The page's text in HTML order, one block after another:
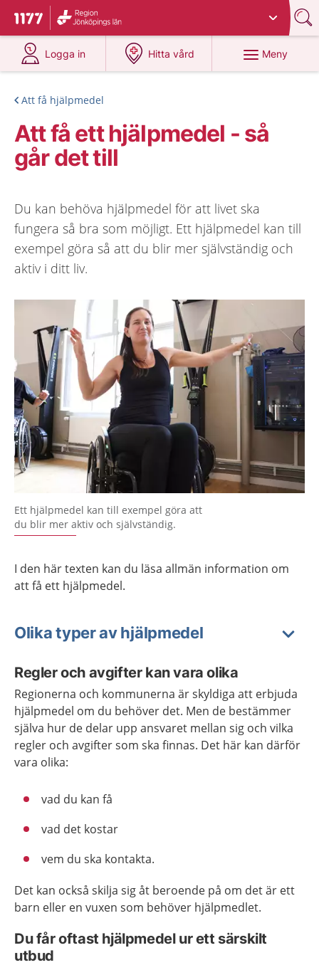
Till startsidan för 1177
Du har valt region
Logga in
på 1177.se
Hitta vård
på 1177.se
Meny
Att få hjälpmedel
Att få ett hjälpmedel - så
går det till
Du kan behöva hjälpmedel för att livet ska
fungera så bra som möjligt. Ett hjälpmedel kan till
exempel göra så att du blir mer självständig och
aktiv i ditt liv.
Ett hjälpmedel kan till exempel göra att
du blir mer aktiv och självständig.
I den här texten kan du läsa allmän information om
att få ett hjälpmedel.
Olika typer av hjälpmedel
Regler och avgifter kan vara olika
Regionerna och kommunerna är skyldiga att erbjuda
hjälpmedel om du behöver det. Men de bestämmer
själva hur de delar upp ansvaret mellan sig och vilka
regler och avgifter som ska finnas. Det här kan därför
vara olika:
vad du kan få
vad det kostar
vem du ska kontakta.
Det kan också skilja sig åt beroende på om det är ett
barn eller en vuxen som behöver hjälpmedlet.
Du får oftast hjälpmedel ur ett särskilt
utbud